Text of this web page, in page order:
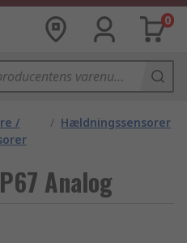
0
/
/ Hældningssensorer
Analog